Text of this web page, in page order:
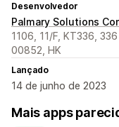
Desenvolvedor
Palmary Solutions
1106, 11/F, KT336,
00852, HK
Lançado
14 de junho de 2023
Mais apps